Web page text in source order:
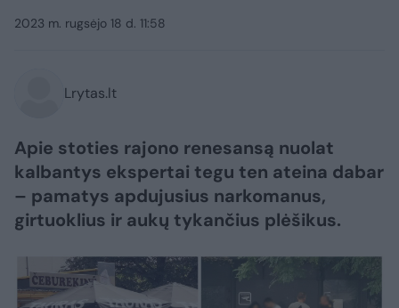
2023 m. rugsėjo 18 d. 11:58
Lrytas.lt
Apie stoties rajono renesansą nuolat
kalbantys ekspertai tegu ten ateina dabar
– pamatys apdujusius narkomanus,
girtuoklius ir aukų tykančius plėšikus.